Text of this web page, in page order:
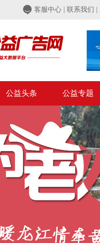
客服中心 联系我们
公益头条 公益专题